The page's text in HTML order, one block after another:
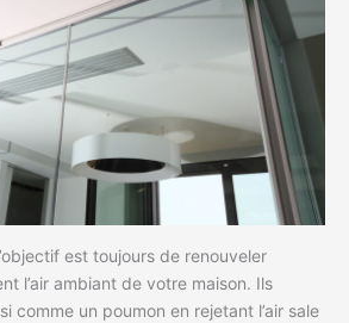
est toujours de renouveler
l’air ambiant de votre maison. Ils
comme un poumon en rejetant l’air sale